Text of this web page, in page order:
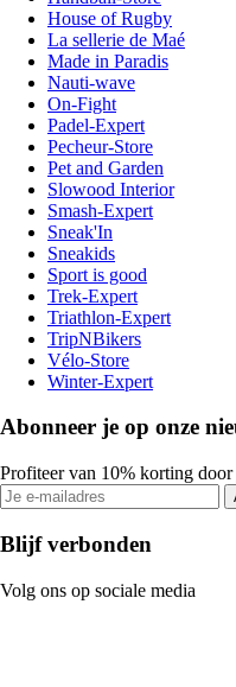
House of Rugby
La sellerie de Maé
Made in Paradis
Nauti-wave
On-Fight
Padel-Expert
Pecheur-Store
Pet and Garden
Slowood Interior
Smash-Expert
Sneak'In
Sneakids
Sport is good
Trek-Expert
Triathlon-Expert
TripNBikers
Vélo-Store
Winter-Expert
Abonneer je op onze
Profiteer van 10% korting
Blijf verbonden
Volg ons op sociale media